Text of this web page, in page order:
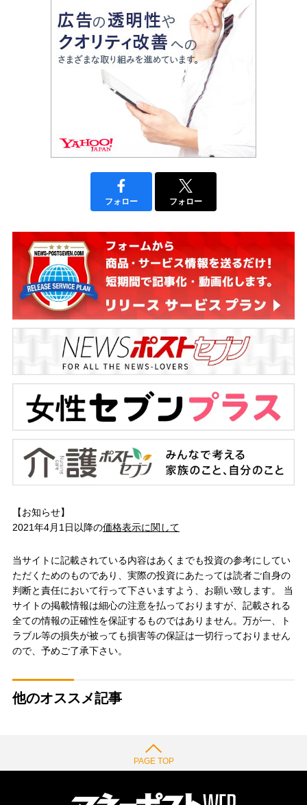
フォロー フォロー
【お知らせ】
2021年4月1日以降の価格表示に関して
当サイトに記載されている内容はあくまでも投資の参考にしてい
ただくためのものであり、実際の投資にあたっては読者ご自身の
判断と責任において行って下さいますよう、お願い致します。 当
サイトの掲載情報は細心の注意を払っておりますが、記載される
全ての情報の正確性を保証するものではありません。万が一、ト
ラブル等の損失が被っても損害等の保証は一切行っておりません
ので、予めご了承下さい。
他のオススメ記事
PAGE TOP